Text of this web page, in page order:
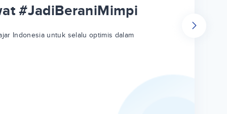
#JadiBeraniMimpi
Indonesia untuk selalu optimis dalam